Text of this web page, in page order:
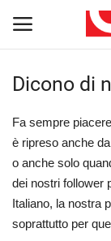
Accedi
Home
La Community
Territorio
Dicono di
Fa sempre
è ripreso anche
o anche solo
dei nostri follower
Italiano, la nostra
soprattutto per